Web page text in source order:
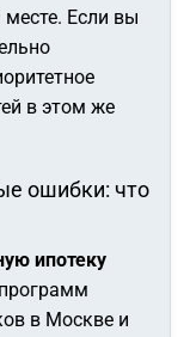
Если вы
в этом же
ошибки: что
ипотеку
в Москве и